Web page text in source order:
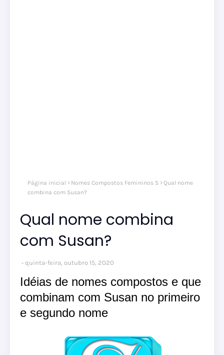
Página inicial Nomes Compostos Femininos S
Qual nome
combina com Susan?
Qual nome combina
com Susan?
quinta-feira, outubro 15, 2020
Idéias de nomes compostos e que
combinam com Susan no primeiro
e segundo nome